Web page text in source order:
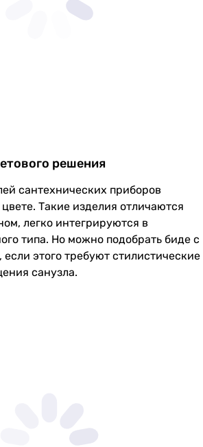
решения
сантехнических приборов
Такие изделия отличаются
легко интегрируются в
типа. Но можно подобрать биде с
этого требуют стилистические
санузла.